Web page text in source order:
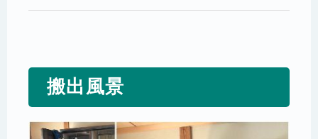
搬出風景